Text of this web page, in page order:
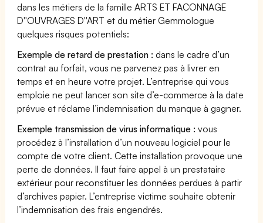
dans les métiers de la famille ARTS ET FACONNAGE
D''OUVRAGES D''ART et du métier Gemmologue
quelques risques potentiels:
Exemple de retard de prestation : dans le cadre d’un
contrat au forfait, vous ne parvenez pas à livrer en
temps et en heure votre projet. L’entreprise qui vous
emploie ne peut lancer son site d’e-commerce à la date
prévue et réclame l’indemnisation du manque à gagner.
Exemple transmission de virus informatique : vous
procédez à l’installation d’un nouveau logiciel pour le
compte de votre client. Cette installation provoque une
perte de données. Il faut faire appel à un prestataire
extérieur pour reconstituer les données perdues à partir
d’archives papier. L’entreprise victime souhaite obtenir
l’indemnisation des frais engendrés.